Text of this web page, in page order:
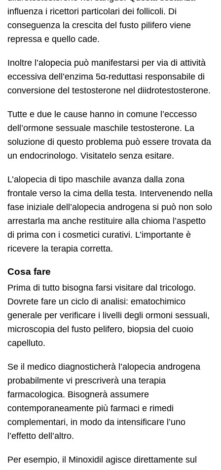
influenza i ricettori particolari dei follicoli. Di
conseguenza la crescita del fusto pilifero viene
repressa e quello cade.
Inoltre l’alopecia può manifestarsi per via di attività
eccessiva dell’enzima 5α-reduttasi responsabile di
conversione del testosterone nel diidrotestosterone.
Tutte e due le cause hanno in comune l’eccesso
dell’ormone sessuale maschile testosterone. La
soluzione di questo problema può essere trovata da
un endocrinologo. Visitatelo senza esitare.
L’alopecia di tipo maschile avanza dalla zona
frontale verso la cima della testa. Intervenendo nella
fase iniziale dell’alopecia androgena si può non solo
arrestarla ma anche restituire alla chioma l’aspetto
di prima con i cosmetici curativi. L’importante è
ricevere la terapia corretta.
Cosa fare
Prima di tutto bisogna farsi visitare dal tricologo.
Dovrete fare un ciclo di analisi: ematochimico
generale per verificare i livelli degli ormoni sessuali,
microscopia del fusto pelifero, biopsia del cuoio
capelluto.
Se il medico diagnosticherà l’alopecia androgena
probabilmente vi prescriverà una terapia
farmacologica. Bisognerà assumere
contemporaneamente più farmaci e rimedi
complementari, in modo da intensificare l’uno
l’effetto dell’altro.
Per esempio, il Minoxidil agisce direttamente sul